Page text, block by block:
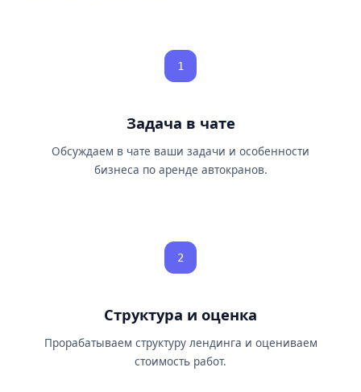
1
Задача в чате
Обсуждаем в чате ваши задачи и особенности
бизнеса по аренде автокранов.
2
Структура и оценка
Прорабатываем структуру лендинга и оцениваем
стоимость работ.